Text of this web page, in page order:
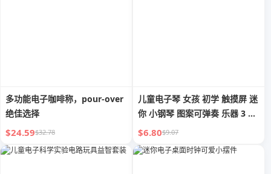
多功能电子咖啡称，pour-over
绝佳选择
$24.59$32.78
儿童电子琴 女孩 初学 触摸屏 迷
你 小钢琴 图案可弹奏 乐器 3 口
袋音乐键盘玩具 6
$6.80$9.07